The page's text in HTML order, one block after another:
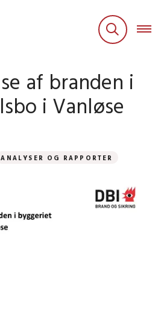
af branden i
i Vanløse
ANALYSER OG RAPPORTER